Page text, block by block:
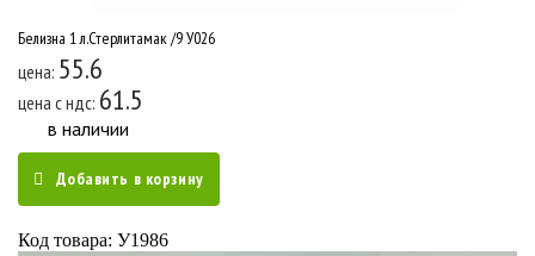
Белизна 1 л.Стерлитамак /9 У026
цена: 55.6
цена c ндс: 61.5
в наличии
Добавить в корзину
Код товара: У1986